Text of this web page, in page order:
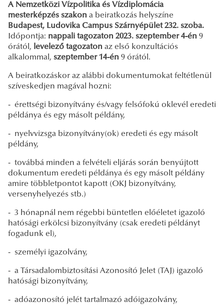
A Nemzetközi Vízpolitika és Vízdiplomácia
mesterképzés szakon a beiratkozás helyszíne
Budapest, Ludovika Campus Szárnyépület 232. szoba.
Időpontja: nappali tagozaton 2023. szeptember 4-én 9
órától, levelező tagozaton az első konzultációs
alkalommal, szeptember 14-én 9 órától.
A beiratkozáskor az alábbi dokumentumokat feltétlenül
szíveskedjen magával hozni:
- érettségi bizonyítvány és/vagy felsőfokú oklevél eredeti
példánya és egy másolt példány,
- nyelvvizsga bizonyítvány(ok) eredeti és egy másolt
példány,
- továbbá minden a felvételi eljárás során benyújtott
dokumentum eredeti példánya és egy másolt példány
amire többletpontot kapott (OKJ bizonyítvány,
versenyhelyezés stb.)
- 3 hónapnál nem régebbi büntetlen előéletet igazoló
hatósági erkölcsi bizonyítvány (csak eredeti példányt
fogadunk el),
- személyi igazolvány,
- a Társadalombiztosítási Azonosító Jelet (TAJ) igazoló
hatósági bizonyítvány,
- adóazonosító jelét tartalmazó adóigazolvány,